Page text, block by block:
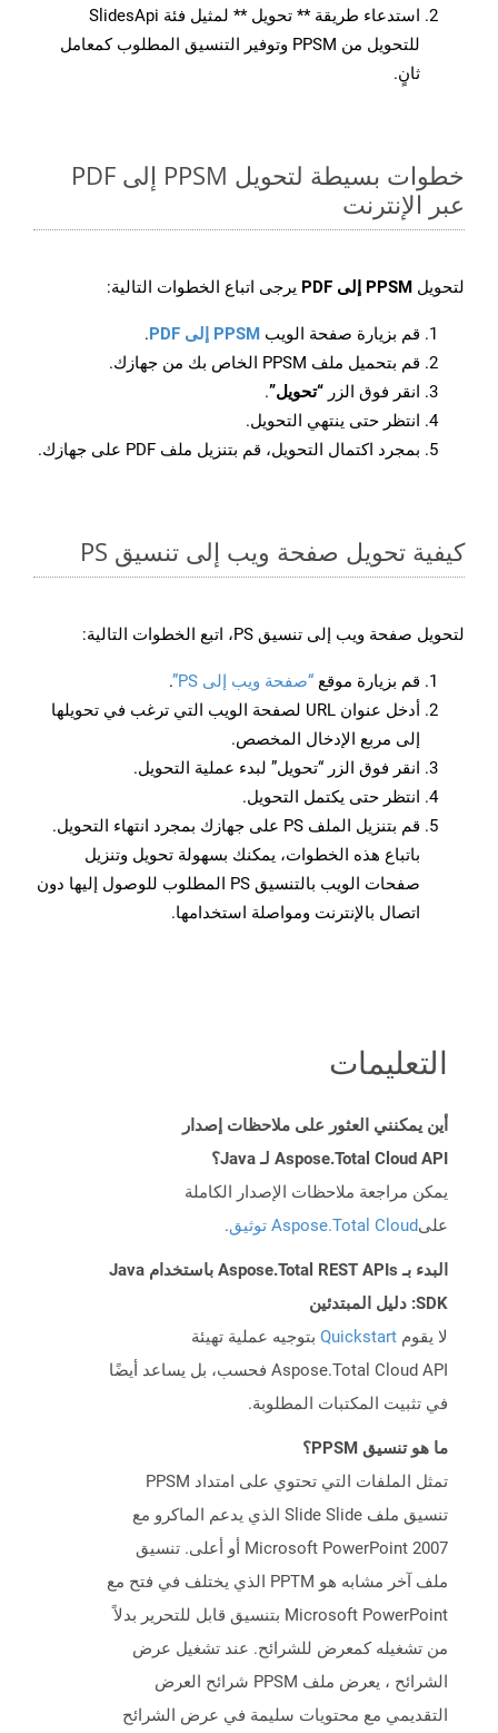
استدعاء طريقة ** تحويل ** لمثيل فئة SlidesApi
للتحويل من PPSM وتوفير التنسيق المطلوب كمعامل
ثانٍ.
خطوات بسيطة لتحويل PPSM إلى PDF
عبر الإنترنت
لتحويل PPSM إلى PDF يرجى اتباع الخطوات التالية:
قم بزيارة صفحة الويب PPSM إلى PDF
.
قم بتحميل ملف PPSM الخاص بك من جهازك.
انقر فوق الزر “تحويل”.
انتظر حتى ينتهي التحويل.
بمجرد اكتمال التحويل، قم بتنزيل ملف PDF على جهازك.
كيفية تحويل صفحة ويب إلى تنسيق PS
لتحويل صفحة ويب إلى تنسيق PS، اتبع الخطوات التالية:
قم بزيارة موقع “صفحة ويب إلى PS”
.
أدخل عنوان URL لصفحة الويب التي ترغب في تحويلها
إلى مربع الإدخال المخصص.
انقر فوق الزر “تحويل” لبدء عملية التحويل.
انتظر حتى يكتمل التحويل.
قم بتنزيل الملف PS على جهازك بمجرد انتهاء التحويل.
باتباع هذه الخطوات، يمكنك بسهولة تحويل وتنزيل
صفحات الويب بالتنسيق PS المطلوب للوصول إليها دون
اتصال بالإنترنت ومواصلة استخدامها.
التعليمات
أين يمكنني العثور على ملاحظات إصدار
Aspose.Total Cloud API لـ Java؟
يمكن مراجعة ملاحظات الإصدار الكاملة
علىAspose.Total Cloud توثيق .
البدء بـ Aspose.Total REST APIs باستخدام Java
SDK: دليل المبتدئين
لا يقوم Quickstart بتوجيه عملية تهيئة
Aspose.Total Cloud API فحسب، بل يساعد أيضًا
في تثبيت المكتبات المطلوبة.
ما هو تنسيق PPSM؟
تمثل الملفات التي تحتوي على امتداد PPSM
تنسيق ملف Slide Slide الذي يدعم الماكرو مع
Microsoft PowerPoint 2007 أو أعلى. تنسيق
ملف آخر مشابه هو PPTM الذي يختلف في فتح مع
Microsoft PowerPoint بتنسيق قابل للتحرير بدلاً
من تشغيله كمعرض للشرائح. عند تشغيل عرض
الشرائح ، يعرض ملف PPSM شرائح العرض
التقديمي مع محتويات سليمة في عرض الشرائح